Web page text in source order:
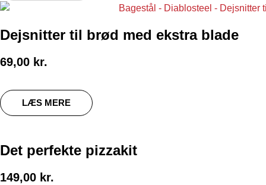
Dejsnitter til brød med ekstra blade
69,00 kr.
LÆS MERE
Det perfekte pizzakit
149,00 kr.